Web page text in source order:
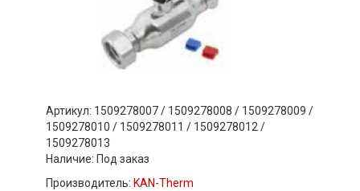
Артикул: 1509278007 / 1509278008 / 1509278009 /
1509278010 / 1509278011 / 1509278012 /
1509278013
Наличие: Под заказ
Производитель: KAN-Therm